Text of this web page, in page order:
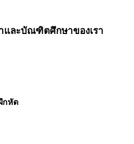
และบัณฑิตศึกษาของเรา
กหัด